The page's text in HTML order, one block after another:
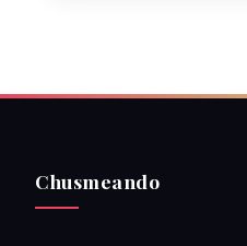
Chusmeando